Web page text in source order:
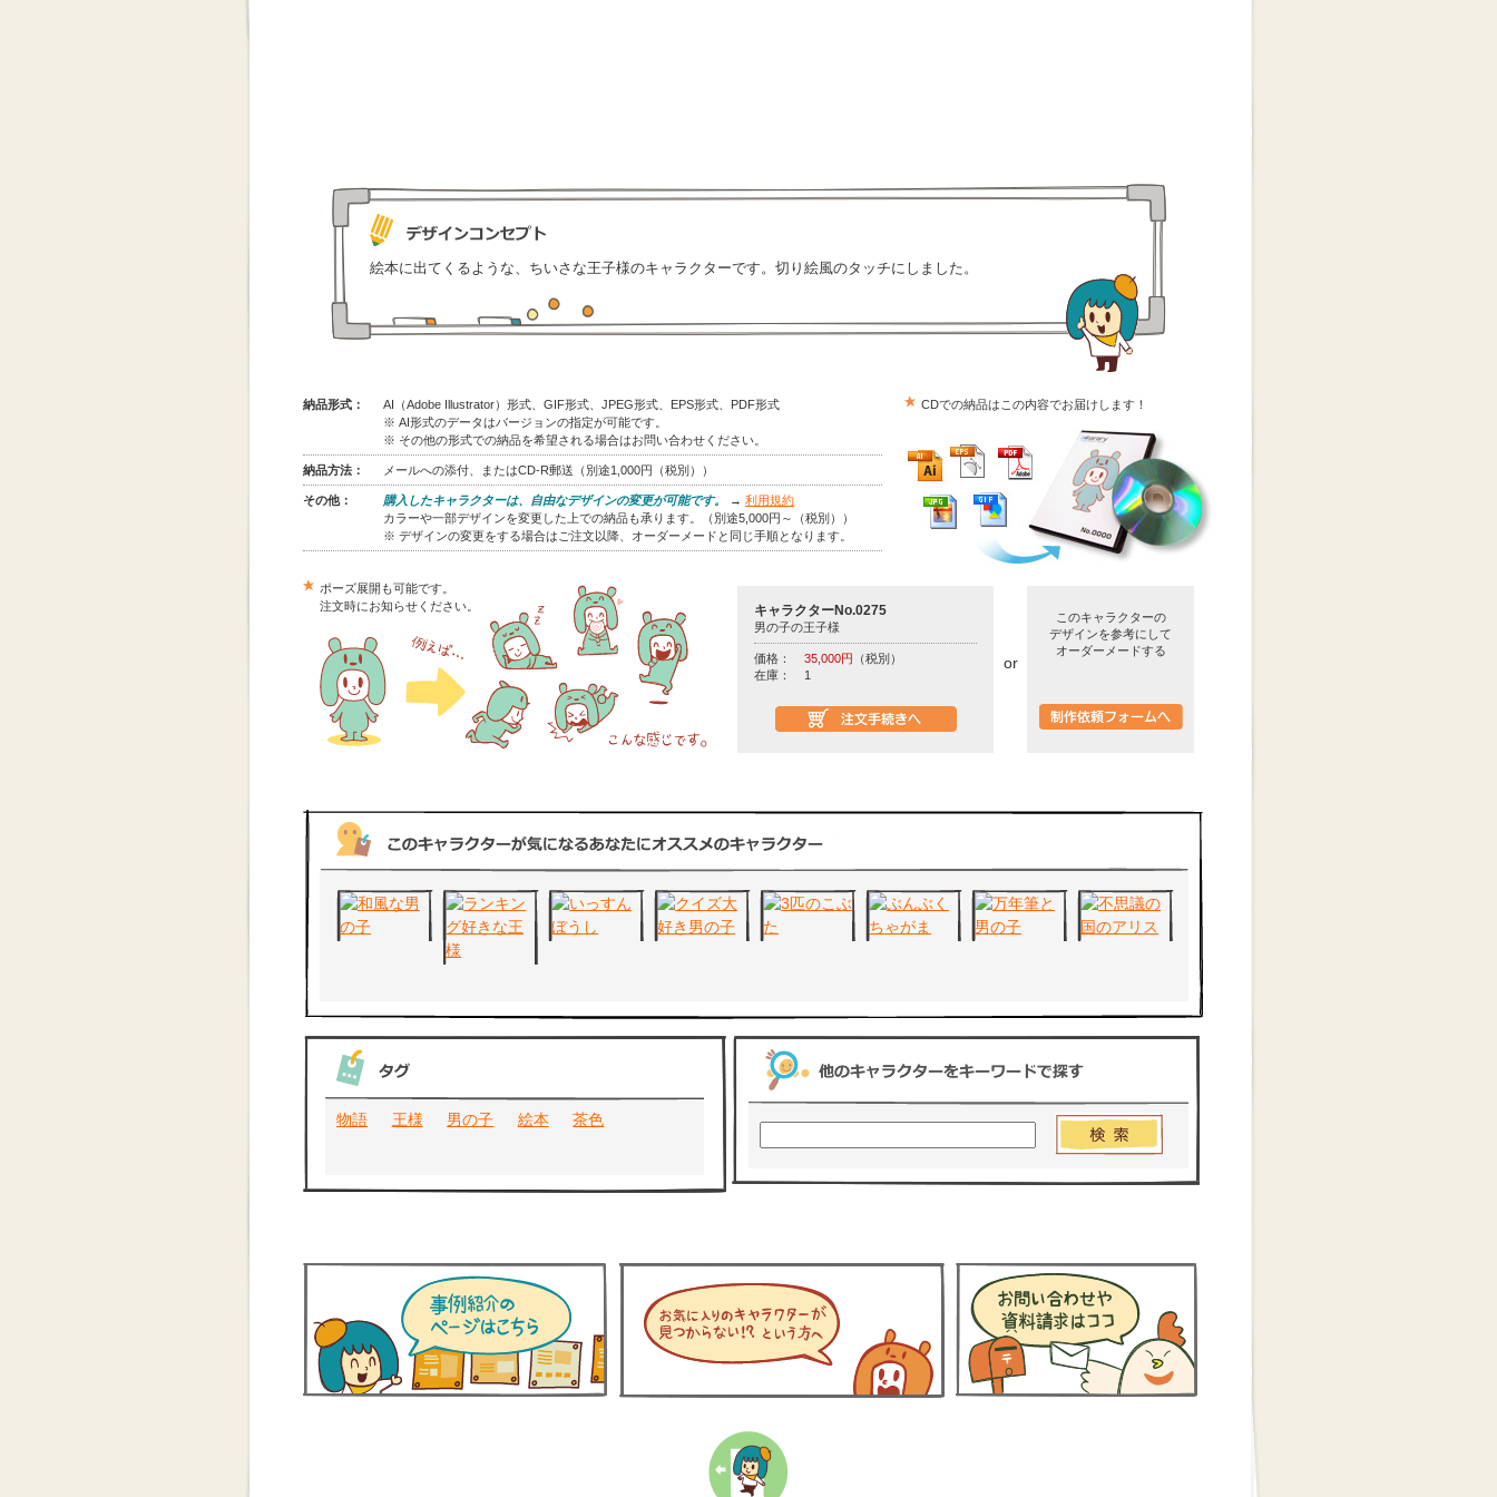
絵本に出てくるような、ちいさな王子様のキャラクターです。切り絵風のタッチにしました。
納品形式：
AI（Adobe Illustrator）形式、GIF形式、JPEG形式、EPS形式、PDF形式
※ AI形式のデータはバージョンの指定が可能です。
※ その他の形式での納品を希望される場合はお問い合わせください。
納品方法： メールへの添付、またはCD-R郵送（別途1,000円（税別））
その他： 購入したキャラクターは、自由なデザインの変更が可能です。 →利用規約
カラーや一部デザインを変更した上での納品も承ります。（別途5,000円～（税別））
※ デザインの変更をする場合はご注文以降、オーダーメードと同じ手順となります。
CDでの納品はこの内容でお届けします！
ポーズ展開も可能です。
注文時にお知らせください。
キャラクターNo.0275
男の子の王子様
価格： 35,000円 （税別）
在庫：
1
or
このキャラクターの
デザインを参考にして
オーダーメードする
物語 王様 男の子 絵本 茶色